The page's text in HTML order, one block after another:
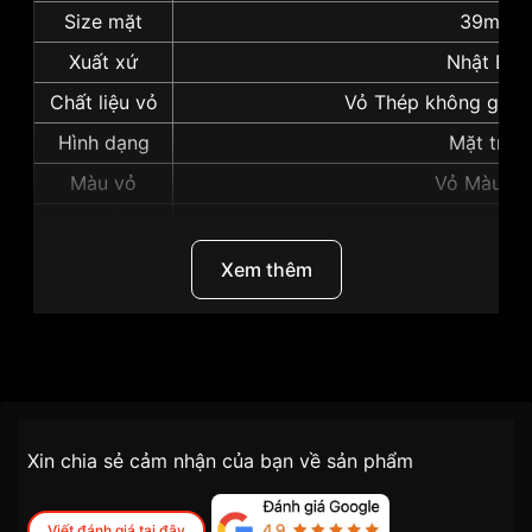
Size mặt
39mm
Xuất xứ
Nhật Bản
Chất liệu vỏ
Vỏ Thép không gỉ
Hình dạng
Mặt tròn
Màu vỏ
Vỏ Màu
Những sản phẩm tương tự"Seiko 39mm Nam
Xem thêm
Đối tượng sử dụng Nam
tiện lợi –
nhanh chóng – minh bạch
Xin chia sẻ cảm nhận của bạn về sản phẩm